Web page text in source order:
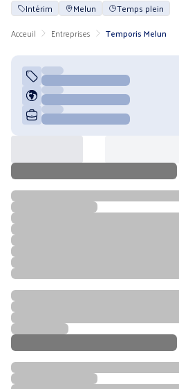
Intérim Melun
Temps plein
Acceuil
Entreprises Temporis Melun